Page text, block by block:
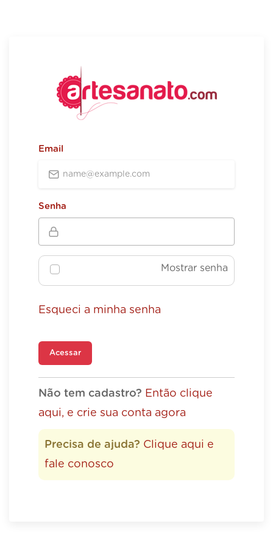
Email
Senha
Mostrar senha
Esqueci a minha senha
Acessar
Não tem cadastro? Então clique
aqui, e crie sua conta agora
Precisa de ajuda? Clique aqui e
fale conosco